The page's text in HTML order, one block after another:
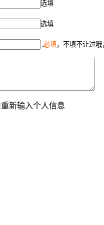
选填
选填
必填，不填不让过
新输入个人信息